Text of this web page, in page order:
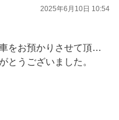
2025年6月10日 10:54
この度は、当社にて大切なお車をお預かりさせて頂き誠に有難うございました。高評価まで頂きありがとうございます。お車がとても綺麗で大事にされているのが、伝わりました！今後もお客様に喜んで頂けるような、接客・技術の向上を目指して参ります。またご相談事等あれば、お気軽にお電話・ご来店くださいませ。
とうございました。